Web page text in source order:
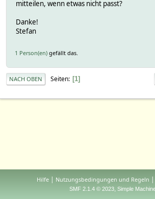
mitteilen, wenn etwas nicht passt?
Danke!
Stefan
1 Person(en) gefällt das.
NACH OBEN Seiten 1
Hilfe | Nutzungsbedingungen und Regeln |
SMF 2.1.4 © 2023, Simple